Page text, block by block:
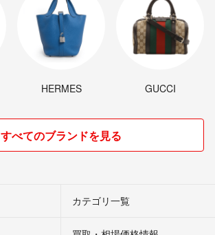
HERMES GUCCI
すべてのブランドを見る
カテゴリ一覧